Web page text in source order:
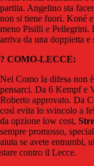
partita. Angelino sta
non si tiene fuori. Koné
meno Pisilli e Pellegrini.
arriva da una doppietta
? COMO-LECCE:
Nel Como la difesa non
pensarci. Da 6 Kempf e
Roberto approvato. Da
così evita lo svincolo a
da opzione low cost,
sempre promosso,
aiuta se avete entrambi,
stare contro il Lecce.